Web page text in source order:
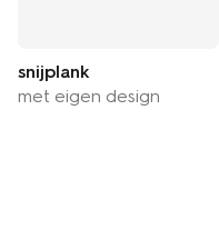
snijplank
met eigen design